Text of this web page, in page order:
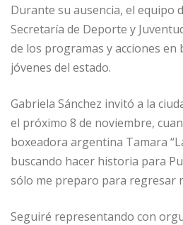
Durante su ausencia, el equipo
Secretaría de Deporte y
de los programas y acciones en
jóvenes del estado.
Gabriela Sánchez invitó a la
el próximo 8 de noviembre,
boxeadora argentina Tamara
buscando hacer historia para
sólo me preparo para regresar
Seguiré representando con